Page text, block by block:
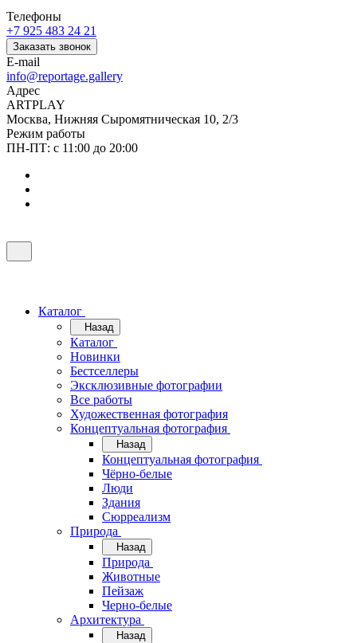
Телефоны
+7 925 483 24 21
Заказать звонок
E-mail
info@reportage.gallery
Адрес
ARTPLAY
Москва, Нижняя Сыромятническая 10, 2/3
Режим работы
ПН-ПТ: с 11:00 до 20:00
Каталог
Назад
Каталог
Новинки
Бестселлеры
Эксклюзивные фотографии
Все работы
Художественная фотография
Концептуальная фотография
Назад
Концептуальная фотография
Чёрно-белые
Люди
Здания
Сюрреализм
Природа
Назад
Природа
Животные
Пейзаж
Черно-белые
Архитектура
Назад